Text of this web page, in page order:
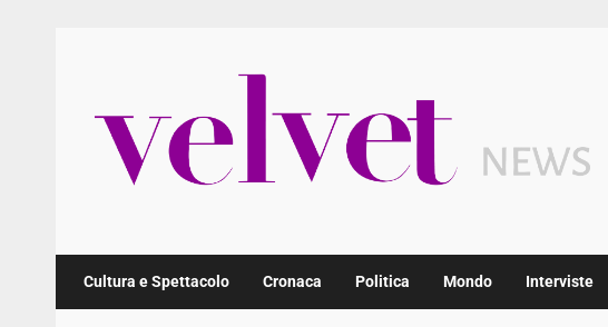
Cultura e Spettacolo Cronaca Politica Mondo Interviste